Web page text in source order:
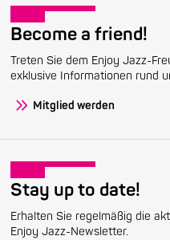
Become a friend!
Treten Sie dem Enjoy Jazz-
exklusive Informationen rund
Mitglied werden
Stay up to date!
Erhalten Sie regelmäßig die
Enjoy Jazz-Newsletter.